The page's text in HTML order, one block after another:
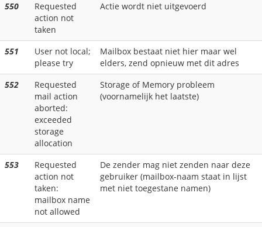
550
Requested
action not
taken
Actie wordt niet uitgevoerd
551
User not local;
please try
Mailbox bestaat niet hier maar wel
elders, zend opnieuw met dit adres
552
Requested
mail action
aborted:
exceeded
storage
allocation
Storage of Memory probleem
(voornamelijk het laatste)
553
Requested
action not
taken:
mailbox name
not allowed
De zender mag niet zenden naar deze
gebruiker (mailbox-naam staat in lijst
met niet toegestane namen)